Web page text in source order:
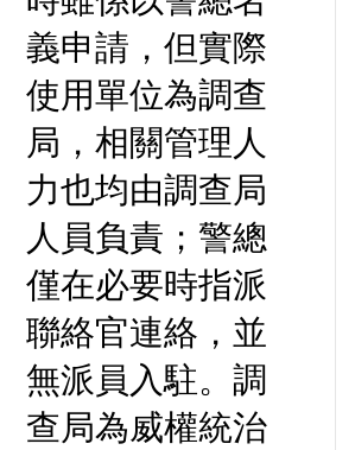
義申請，但實際
使用單位為調查
局，相關管理人
力也均由調查局
人員負責；警總
僅在必要時指派
聯絡官連絡，並
無派員入駐。調
查局為威權統治